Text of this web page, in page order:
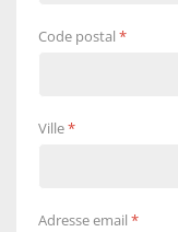
Code postal *
Ville*
Adresse email *